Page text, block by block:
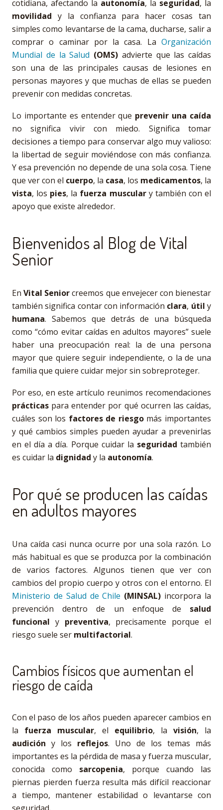
cotidiana, afectando la autonomía, la seguridad, la
movilidad y la confianza para hacer cosas tan
simples como levantarse de la cama, ducharse, salir a
comprar o caminar por la casa. La Organización
Mundial de la Salud (OMS) advierte que las caídas
son una de las principales causas de lesiones en
personas mayores y que muchas de ellas se pueden
prevenir con medidas concretas.
Lo importante es entender que prevenir una caída
no significa vivir con miedo. Significa tomar
decisiones a tiempo para conservar algo muy valioso:
la libertad de seguir moviéndose con más confianza.
Y esa prevención no depende de una sola cosa. Tiene
que ver con el cuerpo, la casa, los medicamentos, la
vista, los pies, la fuerza musculary también con el
apoyo que existe alrededor.
Bienvenidos al Blog de Vital
Senior
EnVital Seniorcreemos que envejecer con bienestar
también significa contar con información clara, útil y
humana. Sabemos que detrás de una búsqueda
como “cómo evitar caídas en adultos mayores” suele
haber una preocupación real: la de una persona
mayor que quiere seguir independiente, o la de una
familia que quiere cuidar mejor sin sobreproteger.
Por eso, en este artículo reunimos recomendaciones
prácticas para entender por qué ocurren las caídas,
cuáles son los factores de riesgomás importantes
y qué cambios simples pueden ayudar a prevenirlas
en el día a día. Porque cuidar la seguridad también
es cuidar la dignidad y la autonomía.
Por qué se producen las caídas
en adultos mayores
Una caída casi nunca ocurre por una sola razón. Lo
más habitual es que se produzca por la combinación
de varios factores. Algunos tienen que ver con
cambios del propio cuerpo y otros con el entorno. El
Ministerio de Salud de Chile (MINSAL) incorpora la
prevención dentro de un enfoque de salud
funcional y preventiva, precisamente porque el
riesgo suele ser multifactorial.
Cambios físicos que aumentan el
riesgo de caída
Con el paso de los años pueden aparecer cambios en
la fuerza muscular, el equilibrio, la visión, la
audición y los reflejos. Uno de los temas más
importantes es la pérdida de masa y fuerza muscular,
conocida como sarcopenia, porque cuando las
piernas pierden fuerza resulta más difícil reaccionar
a tiempo, mantener estabilidad o levantarse con